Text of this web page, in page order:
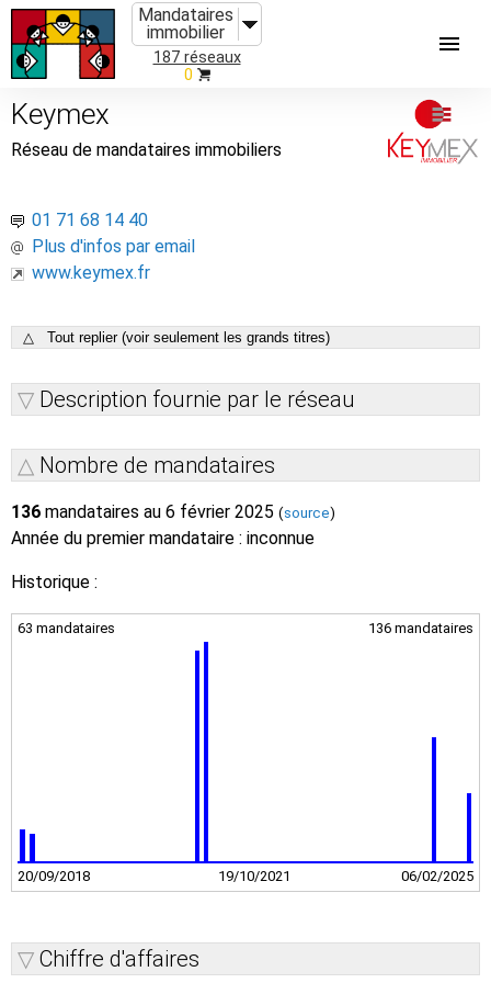
Mandataires
immobilier
187 réseaux
0
Keymex
Réseau de mandataires immobiliers
01 71 68 14 40
Plus d'infos par email
www.keymex.fr
△ Tout replier (voir seulement les grands titres)
Description fournie par le réseau
Nombre de mandataires
136 mandataires au 6 février 2025 (source)
Année du premier mandataire : inconnue
Historique :
63 mandataires 136 mandataires
20/09/2018 19/10/2021 06/02/2025
Chiffre d'affaires